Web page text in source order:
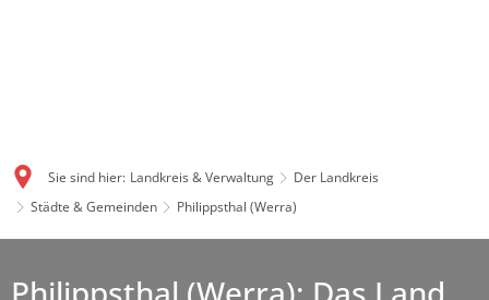
Sie sind hier: Landkreis & Verwaltung
Der Landkreis
Städte & Gemeinden
Philippsthal (Werra)